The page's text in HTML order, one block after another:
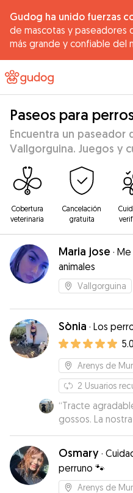
Gudog ha unido fuerzas
de mascotas y paseadores
más grande y confiable del
Paseos para
Encuentra un
Vallgorguina. Juegos y
Cobertura
veterinaria
Cancelación
gratuita
Maria jose · Me
animales
Vallgorguina
Sònia · Los
5.0
Arenys de
2 Usuarios
“Tracte
gossos. La nostra gossa va estar-se dos nits i la
van cuidar molt
Repetirem
Osmary ·
perruno 🐾
Arenys de